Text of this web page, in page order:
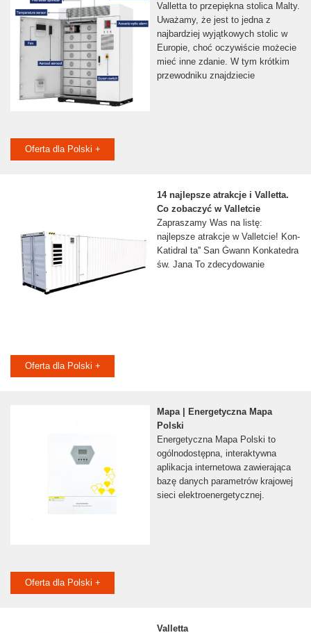
Valletta to przepiękna stolica Malty.
Uważamy, że jest to jedna z
najbardziej wyjątkowych stolic w
Europie, choć oczywiście możecie
mieć inne zdanie. W tym krótkim
przewodniku znajdziecie
Oferta dla Polski +
14 najlepsze atrakcje i Valletta.
Co zobaczyć w Valletcie
Zapraszamy Was na listę:
najlepsze atrakcje w Valletcie! Kon-
Katidral ta'' San Ġwann Konkatedra
św. Jana To zdecydowanie
Oferta dla Polski +
Mapa | Energetyczna Mapa
Polski
Energetyczna Mapa Polski to
ogólnodostępna, interaktywna
aplikacja internetowa zawierająca
bazę danych parametrów krajowej
sieci elektroenergetycznej.
Oferta dla Polski +
Valletta